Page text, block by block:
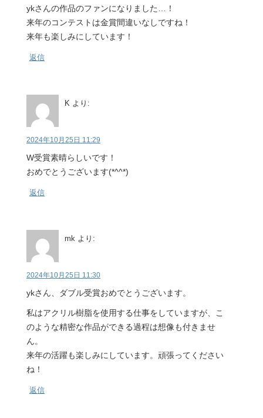
ykさんの作品のファンになりました…！
来年のコンテストは金賞間違いなしですね！
来年も楽しみにしています！
返信
K より:
2024年10月25日 11:29
W受賞素晴らしいです！
おめでとうございます(*^^*)
返信
mk より:
2024年10月25日 11:30
ykさん、ダブル受賞おめでとうございます。
私はアクリル樹脂を使用する仕事をしていますが、こ
のような精密な作品ができる過程は想像も付きませ
ん。
来年の活躍も楽しみにしています。頑張ってください
ね！
返信